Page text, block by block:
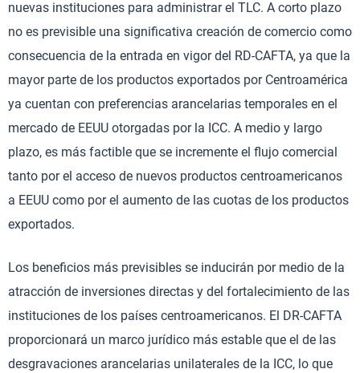
nuevas instituciones para administrar el TLC. A corto plazo
no es previsible una significativa creación de comercio como
consecuencia de la entrada en vigor del RD-CAFTA, ya que la
mayor parte de los productos exportados por Centroamérica
ya cuentan con preferencias arancelarias temporales en el
mercado de EEUU otorgadas por la ICC. A medio y largo
plazo, es más factible que se incremente el flujo comercial
tanto por el acceso de nuevos productos centroamericanos
a EEUU como por el aumento de las cuotas de los productos
exportados.
Los beneficios más previsibles se inducirán por medio de la
atracción de inversiones directas y del fortalecimiento de las
instituciones de los países centroamericanos. El DR-CAFTA
proporcionará un marco jurídico más estable que el de las
desgravaciones arancelarias unilaterales de la ICC, lo que